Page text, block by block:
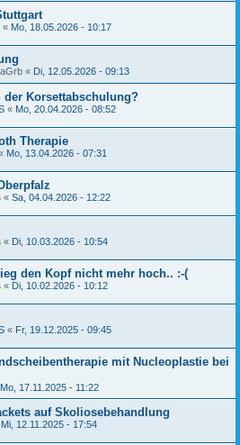
« Mo, 18.05.2026 - 10:17
« Di, 12.05.2026 - 09:13
Korsettabschulung?
« Mo, 20.04.2026 - 08:52
Therapie
Mo, 13.04.2026 - 07:31
« Sa, 04.04.2026 - 12:22
« Di, 10.03.2026 - 10:54
den Kopf nicht mehr hoch.. :-(
« Di, 10.02.2026 - 10:12
« Fr, 19.12.2025 - 09:45
mit Nucleoplastie bei
Mo, 17.11.2025 - 11:22
auf Skoliosebehandlung
Mi, 12.11.2025 - 17:54